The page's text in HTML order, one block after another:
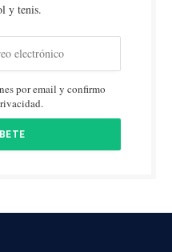
y tenis.
por email y confirmo